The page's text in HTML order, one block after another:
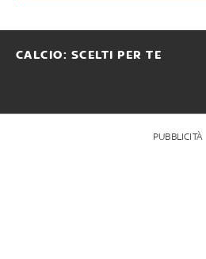
CALCIO: SCELTI PER TE
PUBBLICITÀ